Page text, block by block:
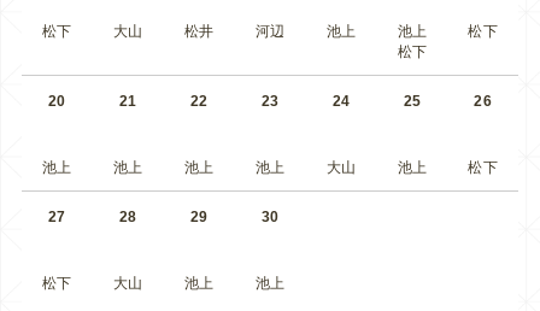
松下 大山 松井 河辺 池上
池上
松下
松下
20
池上
21
池上
22
池上
23
池上
24
大山
25
池上
26
松下
27
松下
28
大山
29
池上
30
池上